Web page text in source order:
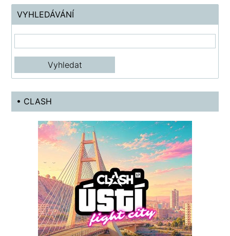
VYHLEDÁVÁNÍ
• CLASH